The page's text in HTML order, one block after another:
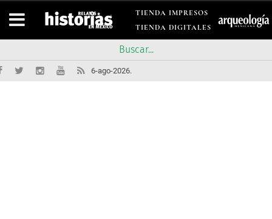
TIENDA IMPRESOS
TIENDA DIGITALES
6-ago-2026.